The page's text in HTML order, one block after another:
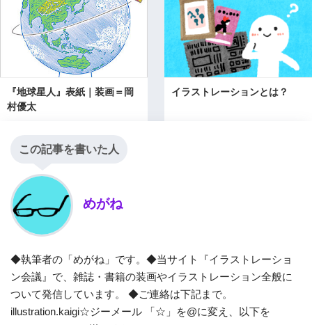
『地球星人』表紙｜装画＝岡
村優太
イラストレーションとは？
この記事を書いた人
めがね
◆執筆者の「めがね」です。◆当サイト『イラストレーショ
ン会議』で、雑誌・書籍の装画やイラストレーション全般に
ついて発信しています。 ◆ご連絡は下記まで。
illustration.kaigi☆ジーメール 「☆」を@に変え、以下を